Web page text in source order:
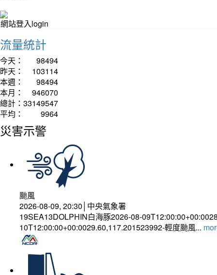
網站登入login
流量統計
今天：
98494
昨天：
103114
本週：
98494
本月：
946070
總計： 33149547
平均：
9964
災害示警
颱風
2026-08-09, 20:30│中央氣象署
19SEA13DOLPHIN白海豚2026-08-
10T12:00:00+00:0029.60,117.201523992-輕度颱風...